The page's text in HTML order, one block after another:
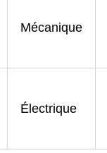
Mécanique
Électrique